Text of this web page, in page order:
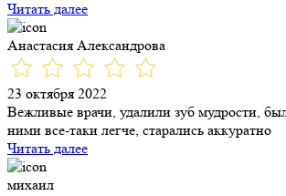
Читать далее
Анастасия Александрова
23 октября 2022
Вежливые врачи, удалили зуб мудрости,
ними все-таки легче, старались аккуратно
Читать далее
михаил